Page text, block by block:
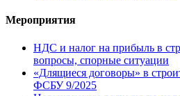
Мероприятия
НДС и налог на прибыль в
вопросы, спорные ситуации
«Длящиеся договоры» в
ФСБУ 9/2025